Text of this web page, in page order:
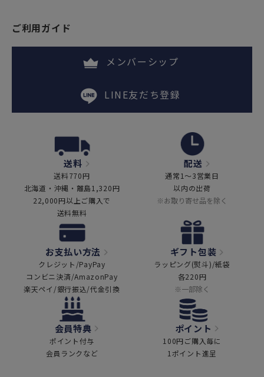
ご利用ガイド
メンバーシップ
LINE友だち登録
送料
送料770円
北海道・沖縄・離島1,320円
22,000円以上ご購入で
送料無料
配送
通常1～3営業日
以内の出荷
※お取り寄せ品を除く
お支払い方法
クレジット/PayPay
コンビニ決済/AmazonPay
楽天ペイ/銀行振込/代金引換
ギフト包装
ラッピング(熨斗)/紙袋
各220円
※一部除く
会員特典
ポイント付与
会員ランクなど
ポイント
100円ご購入毎に
1ポイント進呈